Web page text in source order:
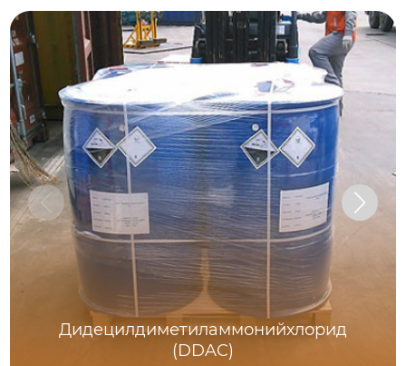
Дидецилдиметиламмонийхлорид
(DDAC)